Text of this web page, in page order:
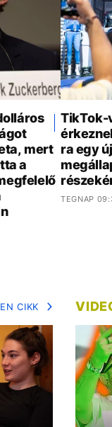
mert
a
TikTok-
ra egy új
TEGNAP
CIKK